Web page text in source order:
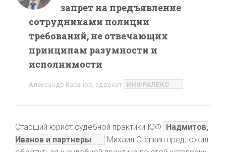
запрет на предъявление
сотрудниками полиции
требований, не отвечающих
принципам разумности и
исполнимости
Александр Васанов, адвокат ИНФРАЛЕКС
Старший юрист судебной практики ЮФ Надмитов,
Иванов и партнеры
Михаил Стёпкин предложил